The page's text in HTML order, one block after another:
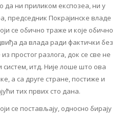
да ни приликом експозеа, ни у
председник Покрајинске владе
се обично траже и које обично
да влада ради фактички без
простог разлога, док се све не
систем, итд. Није лоше што ова
а са друге стране, постиже и
тих првих сто дана.
се постављају, односно бирају